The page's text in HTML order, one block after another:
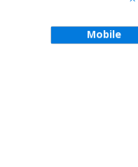
Mobile